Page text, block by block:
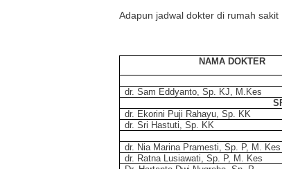
Adapun jadwal dokter di rumah
NAMA DOKTER
dr. Sam Eddyanto, Sp. KJ, M.Kes
dr. Ekorini Puji Rahayu, Sp. KK
dr. Sri Hastuti, Sp. KK
dr. Nia Marina Pramesti, Sp. P, M. Kes
dr. Ratna Lusiawati, Sp. P, M. Kes